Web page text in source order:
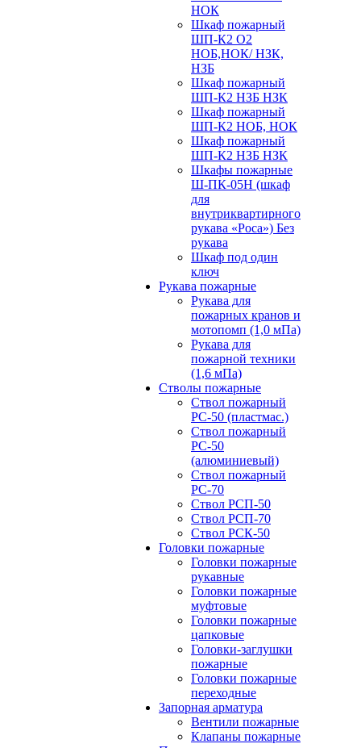
НОК
Шкаф пожарный
ШП-К2 О2
НОБ,НОК/ НЗК,
НЗБ
Шкаф пожарный
ШП-К2 НЗБ НЗК
Шкаф пожарный
ШП-К2 НОБ, НОК
Шкаф пожарный
ШП-К2 НЗБ НЗК
Шкафы пожарные
Ш-ПК-05Н (шкаф
для
внутриквартирного
рукава «Роса») Без
рукава
Шкаф под один
ключ
Рукава пожарные
Рукава для
пожарных кранов и
мотопомп (1,0 мПа)
Рукава для
пожарной техники
(1,6 мПа)
Стволы пожарные
Ствол пожарный
РС-50 (пластмас.)
Ствол пожарный
РС-50
(алюминиевый)
Ствол пожарный
РС-70
Ствол РСП-50
Ствол РСП-70
Ствол РСК-50
Головки пожарные
Головки пожарные
рукавные
Головки пожарные
муфтовые
Головки пожарные
цапковые
Головки-заглушки
пожарные
Головки пожарные
переходные
Запорная арматура
Вентили пожарные
Клапаны пожарные